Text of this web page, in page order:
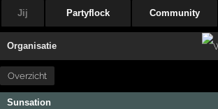
Jij Partyflock Community
Organisatie
Overzicht
Sunsation